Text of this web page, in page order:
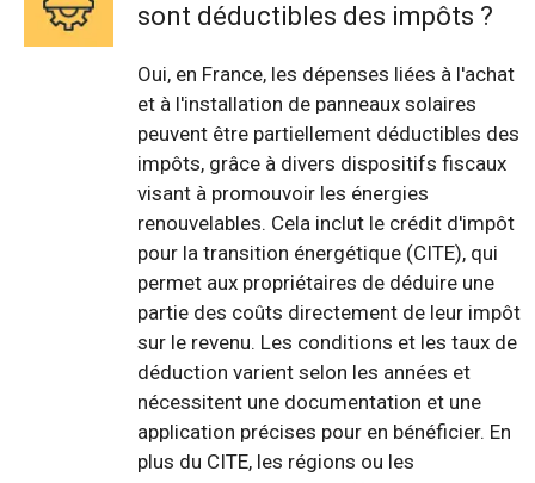
sont déductibles des impôts ?
Oui, en France, les dépenses liées à l'achat
et à l'installation de panneaux solaires
peuvent être partiellement déductibles des
impôts, grâce à divers dispositifs fiscaux
visant à promouvoir les énergies
renouvelables. Cela inclut le crédit d'impôt
pour la transition énergétique (CITE), qui
permet aux propriétaires de déduire une
partie des coûts directement de leur impôt
sur le revenu. Les conditions et les taux de
déduction varient selon les années et
nécessitent une documentation et une
application précises pour en bénéficier. En
plus du CITE, les régions ou les